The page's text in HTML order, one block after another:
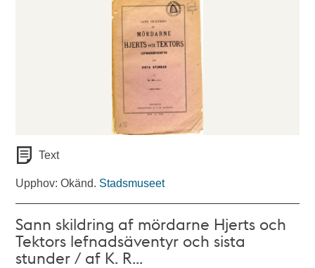
Text
Upphov: Okänd. Stadsmuseet
Sann skildring af mördarne Hjerts och
Tektors lefnadsäventyr och sista
stunder / af K. R...